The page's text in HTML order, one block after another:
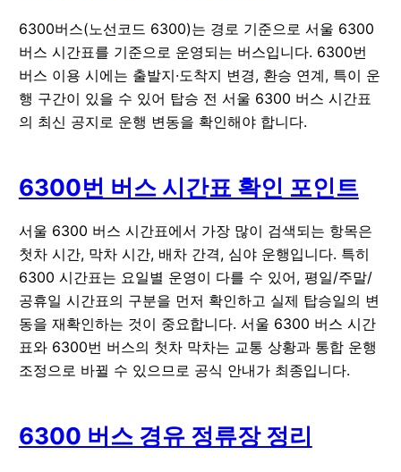
6300버스(노선코드 6300)는 경로 기준으로 서울 6300
버스 시간표를 기준으로 운영되는 버스입니다. 6300번
버스 이용 시에는 출발지·도착지 변경, 환승 연계, 특이 운
행 구간이 있을 수 있어 탑승 전 서울 6300 버스 시간표
의 최신 공지로 운행 변동을 확인해야 합니다.
6300번 버스 시간표 확인 포인트
서울 6300 버스 시간표에서 가장 많이 검색되는 항목은
첫차 시간, 막차 시간, 배차 간격, 심야 운행입니다. 특히
6300 시간표는 요일별 운영이 다를 수 있어, 평일/주말/
공휴일 시간표의 구분을 먼저 확인하고 실제 탑승일의 변
동을 재확인하는 것이 중요합니다. 서울 6300 버스 시간
표와 6300번 버스의 첫차 막차는 교통 상황과 통합 운행
조정으로 바뀔 수 있으므로 공식 안내가 최종입니다.
6300 버스 경유 정류장 정리